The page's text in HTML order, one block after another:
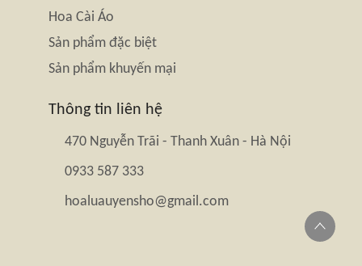
Hoa Cài Áo
Sản phẩm đặc biệt
Sản phẩm khuyến mại
Thông tin liên hệ
470 Nguyễn Trãi - Thanh Xuân - Hà Nội
0933 587 333
hoaluauyensho@gmail.com